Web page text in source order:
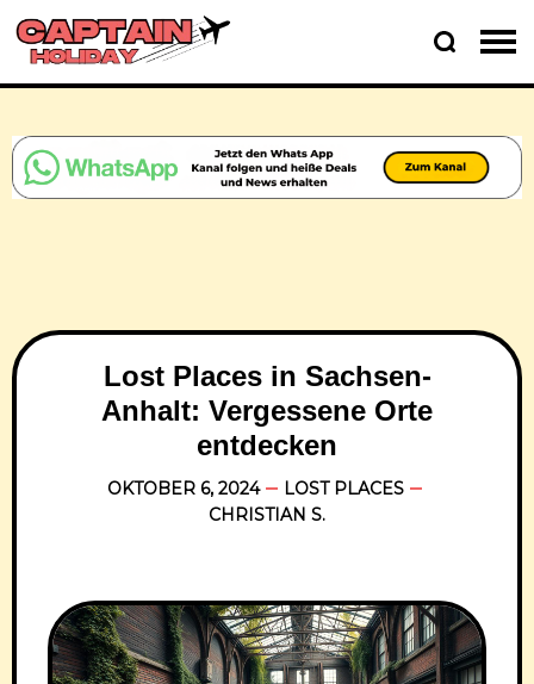
Lost Places in Sachsen-
Anhalt: Vergessene Orte
entdecken
OKTOBER 6, 2024
LOST PLACES
CHRISTIAN S.